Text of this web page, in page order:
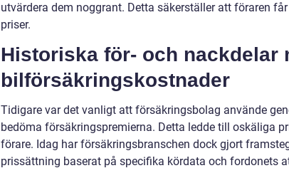
utvärdera dem noggrant. Detta säkerställer att föraren
priser.
Historiska för- och nackdelar
bilförsäkringskostnader
Tidigare var det vanligt att försäkringsbolag använde
bedöma försäkringspremierna. Detta ledde till oskäliga
förare. Idag har försäkringsbranschen dock gjort
prissättning baserat på specifika kördata och fordonets